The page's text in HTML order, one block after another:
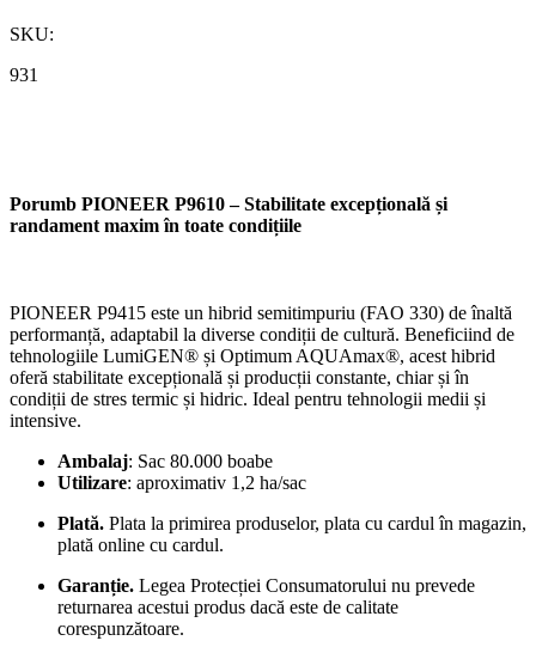
SKU:
931
Porumb PIONEER P9610 – Stabilitate excepțională și
randament maxim în toate condițiile
PIONEER P9415 este un hibrid semitimpuriu (FAO 330) de înaltă
performanță, adaptabil la diverse condiții de cultură. Beneficiind de
tehnologiile LumiGEN® și Optimum AQUAmax®, acest hibrid
oferă stabilitate excepțională și producții constante, chiar și în
condiții de stres termic și hidric. Ideal pentru tehnologii medii și
intensive.
Ambalaj: Sac 80.000 boabe
Utilizare: aproximativ 1,2 ha/sac
Plată. Plata la primirea produselor, plata cu cardul în magazin,
plată online cu cardul.
Garanție. Legea Protecției Consumatorului nu prevede
returnarea acestui produs dacă este de calitate
corespunzătoare.